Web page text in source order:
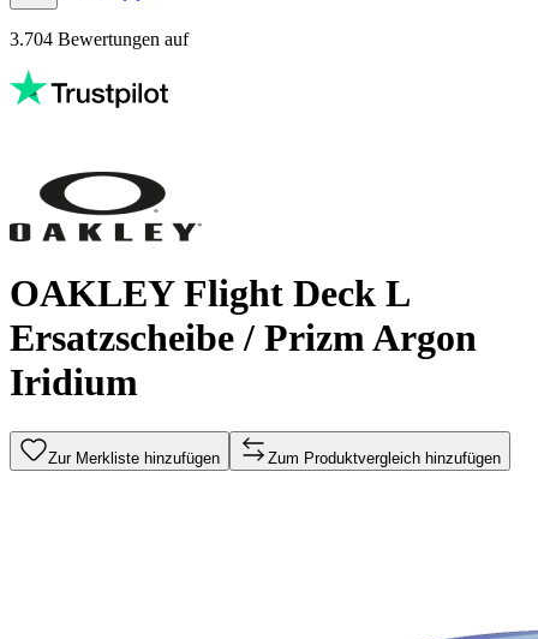
3.704 Bewertungen auf
OAKLEY Flight Deck L
Ersatzscheibe / Prizm Argon
Iridium
Zur Merkliste hinzufügen Zum Produktvergleich hinzufügen